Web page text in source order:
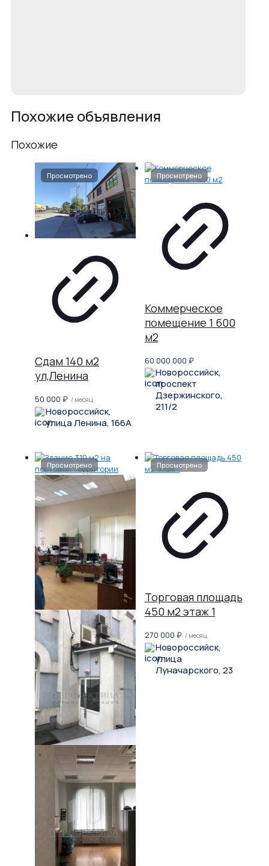
Похожие объявления
Похожие
Сдам 140 м2
ул,Ленина
50 000 ₽ / месяц
Новороссийск,
улица Ленина, 166А
Коммерческое
помещение 1 600
м2
60 000 000 ₽
Новороссийск,
проспект
Дзержинского,
211/2
Торговая площадь
450 м2 этаж 1
270 000 ₽ / месяц
Новороссийск,
улица
Луначарского, 23